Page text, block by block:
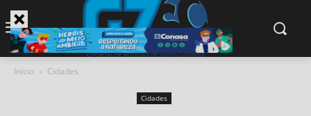
Início Cidades
Cidades
modal-check